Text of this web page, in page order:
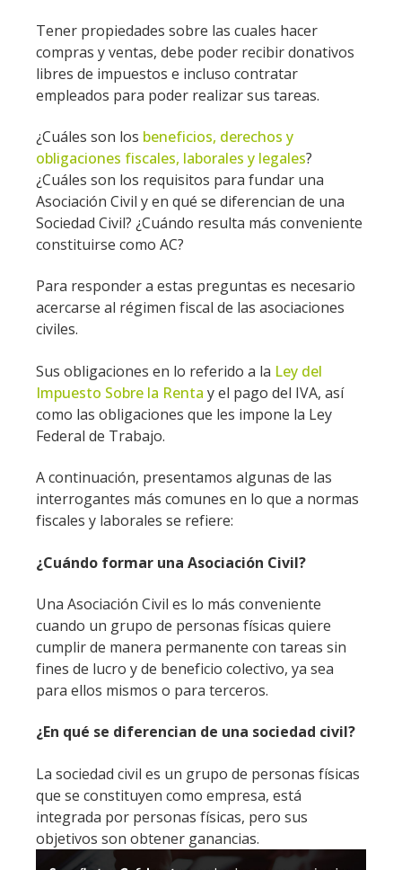
Tener propiedades sobre las cuales hacer
compras y ventas, debe poder recibir donativos
libres de impuestos e incluso contratar
empleados para poder realizar sus tareas.
¿Cuáles son los beneficios, derechos y
obligaciones fiscales, laborales y legales?
¿Cuáles son los requisitos para fundar una
Asociación Civil y en qué se diferencian de una
Sociedad Civil? ¿Cuándo resulta más conveniente
constituirse como AC?
Para responder a estas preguntas es necesario
acercarse al régimen fiscal de las asociaciones
civiles.
Sus obligaciones en lo referido a la Ley del
Impuesto Sobre la Renta y el pago del IVA, así
como las obligaciones que les impone la Ley
Federal de Trabajo.
A continuación, presentamos algunas de las
interrogantes más comunes en lo que a normas
fiscales y laborales se refiere:
¿Cuándo formar una Asociación Civil?
Una Asociación Civil es lo más conveniente
cuando un grupo de personas físicas quiere
cumplir de manera permanente con tareas sin
fines de lucro y de beneficio colectivo, ya sea
para ellos mismos o para terceros.
¿En qué se diferencian de una sociedad civil?
La sociedad civil es un grupo de personas físicas
que se constituyen como empresa, está
integrada por personas físicas, pero sus
objetivos son obtener ganancias.